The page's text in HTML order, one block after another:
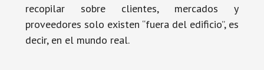
recopilar sobre clientes, mercados y
proveedores solo existen “fuera del edificio”, es
decir, en el mundo real.